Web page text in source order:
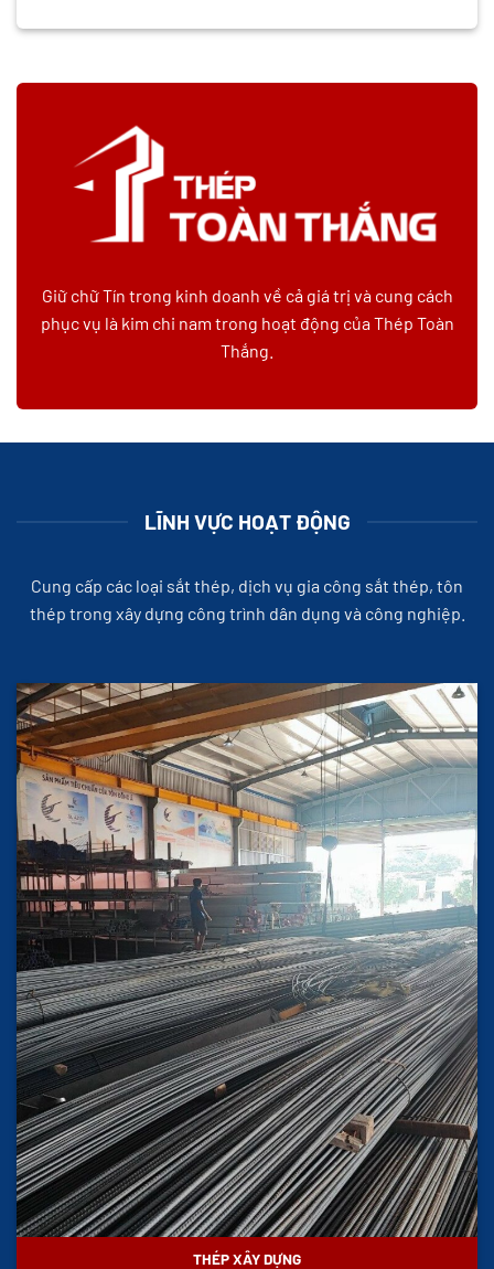
Giữ chữ Tín trong kinh doanh về cả giá trị và cung cách
phục vụ là kim chi nam trong hoạt động của Thép Toàn
Thắng.
LĨNH VỰC HOẠT ĐỘNG
Cung cấp các loại sắt thép, dịch vụ gia công sắt thép, tôn
thép trong xây dựng công trình dân dụng và công nghiệp.
THÉP XÂY DỰNG